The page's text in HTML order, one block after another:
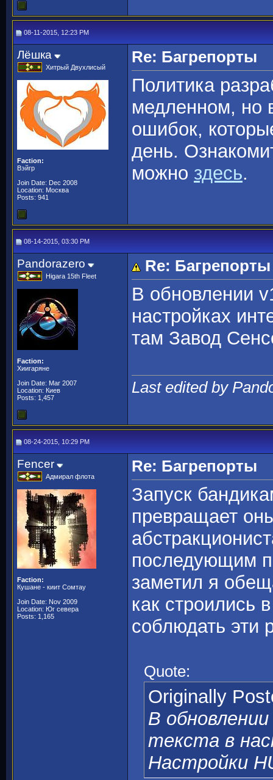
08-11-2015, 12:23 PM
Лёшка
Хитрый Двухлисый
Faction:
Вэйгр
Join Date: Dec 2008
Location: Москва
Posts: 941
Re: Багрепорты
Политика
медленном, но
ошибок,
день.
можно здесь.
08-14-2015, 03:30 PM
Pandorazero
Higara 15th Fleet
Faction:
Хиигаряне
Join Date: Mar 2007
Location: Киев
Posts: 1,457
Re: Багрепорты
В обновлении
настройках
там Завод
Last edited by
08-24-2015, 10:29 PM
Fencer
Адмирал флота
Faction:
Кушане - киит Сомтау
Join Date: Nov 2009
Location: Юг севера
Posts: 1,165
Re: Багрепорты
Запуск
превращает
последующим
заметил я
как строились
соблюдать эти
Quote:
Originally
В
текста в
Настройки